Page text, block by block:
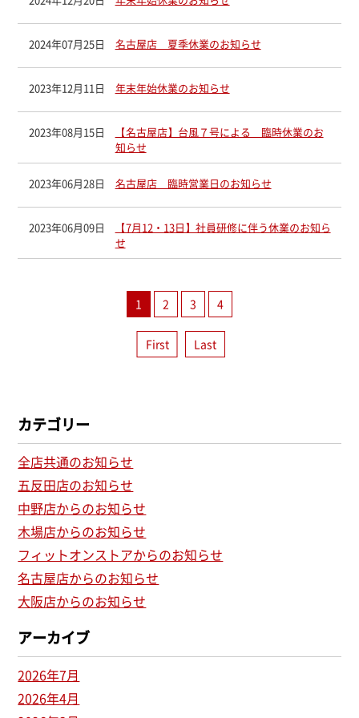
2024年07月25日 名古屋店 夏季休業のお知らせ
2023年12月11日 年末年始休業のお知らせ
2023年08月15日
【名古屋店】台風７号による 臨時休業のお
知らせ
2023年06月28日 名古屋店 臨時営業日のお知らせ
2023年06月09日
【7月12・13日】社員研修に伴う休業のお知ら
せ
First
1 2 3 4
Last
カテゴリー
全店共通のお知らせ
五反田店のお知らせ
中野店からのお知らせ
木場店からのお知らせ
フィットオンストアからのお知らせ
名古屋店からのお知らせ
大阪店からのお知らせ
アーカイブ
2026年7月
2026年4月